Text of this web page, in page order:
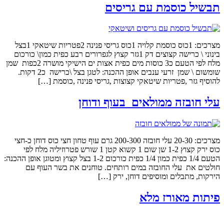
תבשיל כוסמת עם גריסים
מצרכים: 1כוס כוסמת קלויה 1כוס גריסי פנינה 2פטריות שיטאקי 1בצל
בינוני \ כרישה קצוצים דק 1גזר קצוץ לגפרורים רבע כפית כמון\ כורכום
מלח לפי הטעם כ3 כוסות מים כפית אצות ים הישיקי מושרה 2כפות שמן
שומשום \ שמן זרעי ענבים אופן ההכנה: לטגן בצל \כרישה כ2 דקות.
להוסיף גזר ,פטריות שיטאקי קצוצות ,גריסי פנינה ,כוסמת […]
עלי חובזה ממולאים בעוף ודוחן
מצרכים: 20-30 עלי חובזה 200-300 גרם עוף טחון חצי כוס דוחן כ-חצי
כוס ירק קצוץ 1-2 שן שום 1 קשוא קטן 1 שורש פטרוזיליה מלח לפי
הטעם 1/4 כפית כמון 1/4 כפית כורכום 1-2 בצל קצוץ ומטוגן אופן ההכנה:
חולטים את עלי החובזה במים רותחים. טוחנים את בשר העוף עם
הירקות, מתבלים ומוסיפים דוחן, ירק […]
פיתות מאורז מלא